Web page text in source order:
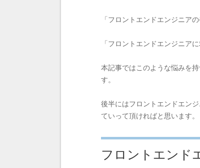
「フロントエンドエンジニア
「フロントエンドエンジニア
本記事ではこのような悩みを
す。
後半にはフロントエンドエン
ていって頂ければと思います。
フロントエンド